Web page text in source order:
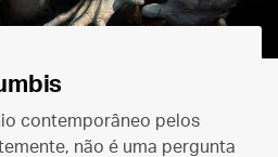
contemporâneo pelos
não é uma pergunta